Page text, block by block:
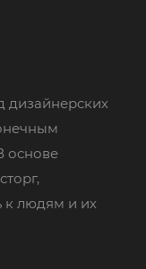
дизайнерских
основе
к людям и их